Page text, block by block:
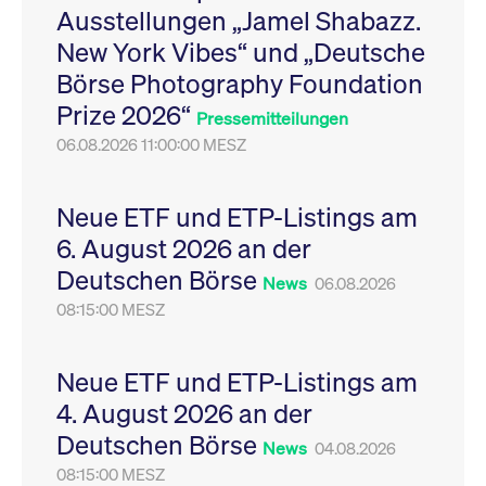
Ausstellungen „Jamel Shabazz.
New York Vibes“ und „Deutsche
Börse Photography Foundation
Prize 2026“ Pressemitteilungen
06.08.2026 11:00:00 MESZ
Neue ETF und ETP-Listings am
6. August 2026 an der
Deutschen Börse News 06.08.2026
08:15:00 MESZ
Neue ETF und ETP-Listings am
4. August 2026 an der
Deutschen Börse News 04.08.2026
08:15:00 MESZ
Leistung der Website
zu messen. Es handelt
sich um ein Muster-
Cookie, bei dem auf
das Präfix _pk_ses
eine kurze Reihe von
VISITOR_PRIVACY_METADATA
YouTube
.youtube.com
6
Monate
Dieses Cookie dient
Speicherung der
Einwilligungs- und
des Nutzers für ihre
Interaktion mit der
Sitzungen geehrt